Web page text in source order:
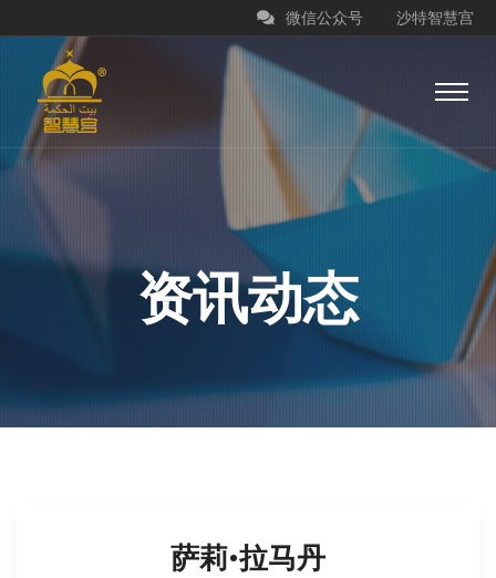
沙特智慧宫
微信公众号
资讯动态
萨莉•拉马丹